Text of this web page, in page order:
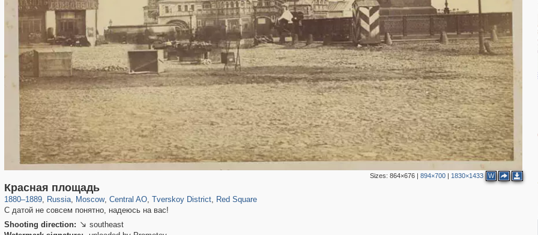
Sizes: 864×676| 894×700| 1830×1433 W
Красная площадь
1880–1889, Russia
1,405,800
, Moscow
319,716 8,286
, Central AO
159,930
, Tverskoy District, Red Square
С датой не совсем понятно, надеюсь на вас!
Shooting direction:  southeast
3
2